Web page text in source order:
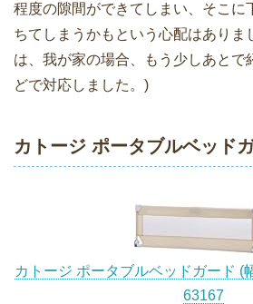
程度の隙間ができてしまい、そこに
ちてしまうかもという心配はありま
は、我が家の場合、もう少しあとで
どで対応しました。)
カトージ ポータブルベッド
カトージ ポータブルベッドガード (
63167